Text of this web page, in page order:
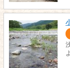
よ